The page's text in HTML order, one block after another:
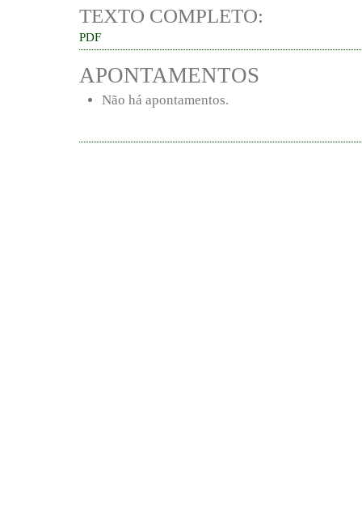
TEXTO COMPLETO:
PDF
APONTAMENTOS
Não há apontamentos.